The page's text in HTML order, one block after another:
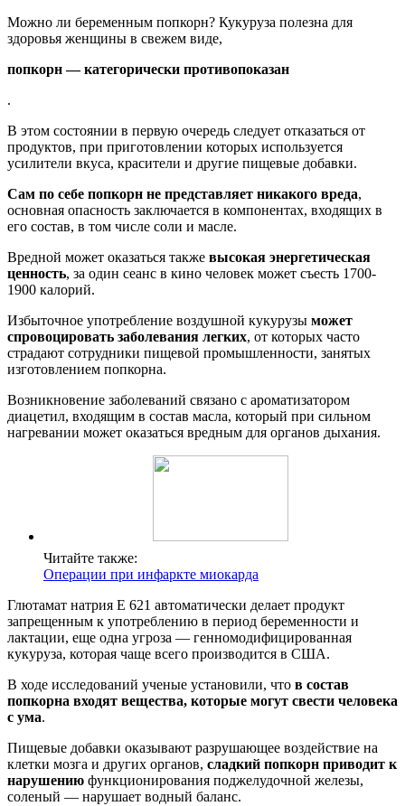
Можно ли беременным попкорн? Кукуруза полезна для
здоровья женщины в свежем виде,
попкорн — категорически противопоказан
.
В этом состоянии в первую очередь следует отказаться от
продуктов, при приготовлении которых используется
усилители вкуса, красители и другие пищевые добавки.
Сам по себе попкорн не представляет никакого вреда,
основная опасность заключается в компонентах, входящих в
его состав, в том числе соли и масле.
Вредной может оказаться также высокая энергетическая
ценность, за один сеанс в кино человек может съесть 1700-
1900 калорий.
Избыточное употребление воздушной кукурузы может
спровоцировать заболевания легких, от которых часто
страдают сотрудники пищевой промышленности, занятых
изготовлением попкорна.
Возникновение заболеваний связано с ароматизатором
диацетил, входящим в состав масла, который при сильном
нагревании может оказаться вредным для органов дыхания.
Читайте также:
Операции при инфаркте миокарда
Глютамат натрия Е 621 автоматически делает продукт
запрещенным к употреблению в период беременности и
лактации, еще одна угроза — генномодифицированная
кукуруза, которая чаще всего производится в США.
В ходе исследований ученые установили, что в состав
попкорна входят вещества, которые могут свести человека
с ума.
Пищевые добавки оказывают разрушающее воздействие на
клетки мозга и других органов, сладкий попкорн приводит к
нарушению функционирования поджелудочной железы,
соленый — нарушает водный баланс.